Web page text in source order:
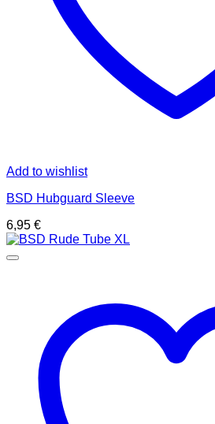
Add to wishlist
BSD Hubguard Sleeve
6,95 €